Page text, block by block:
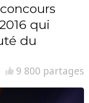
qui
du
9 800 partages